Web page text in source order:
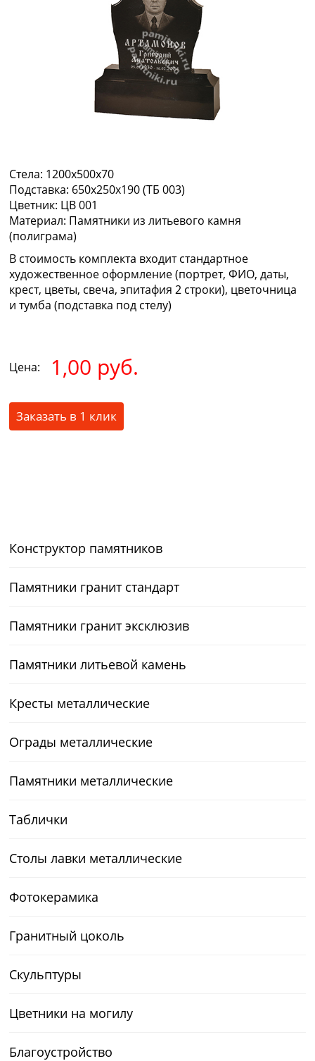
Стела: 1200х500х70
Подставка: 650х250х190 (ТБ 003)
Цветник: ЦВ 001
Материал: Памятники из литьевого камня
(полиграма)
В стоимость комплекта входит стандартное
художественное оформление (портрет, ФИО, даты,
крест, цветы, свеча, эпитафия 2 строки), цветочница
и тумба (подставка под стелу)
Цена: 1,00 руб.
Заказать в 1 клик
Конструктор памятников
Памятники гранит стандарт
Памятники гранит эксклюзив
Памятники литьевой камень
Кресты металлические
Ограды металлические
Памятники металлические
Таблички
Столы лавки металлические
Фотокерамика
Гранитный цоколь
Скульптуры
Цветники на могилу
Благоустройство